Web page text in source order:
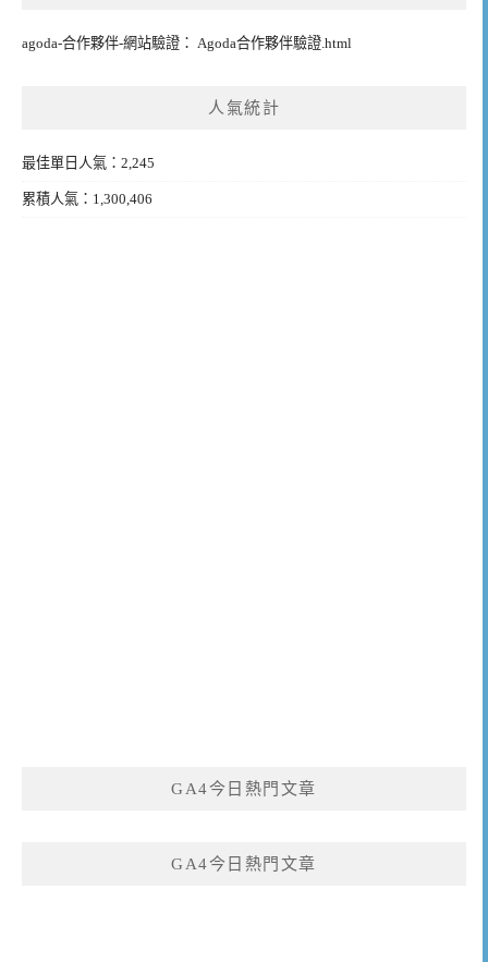
agoda-合作夥伴-網站驗證： Agoda合作夥伴驗證.html
人氣統計
最佳單日人氣：2,245
累積人氣：1,300,406
GA4今日熱門文章
GA4今日熱門文章